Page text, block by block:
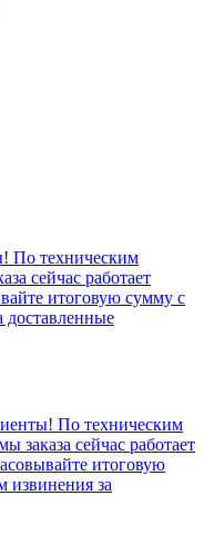
По техническим
сейчас работает
итоговую сумму с
По техническим
заказа сейчас работает
итоговую
за